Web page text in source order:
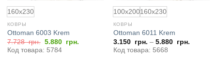
160x230
КОВРЫ
Ottoman 6003 Krem
7.728грн. Первоначальная
цена
составляла
5.880 грн.
Код товара: 5784
100x200160x230
КОВРЫ
Ottoman 6011 Krem
3.150 грн. – 5.880 грн.
Код товара: 5668